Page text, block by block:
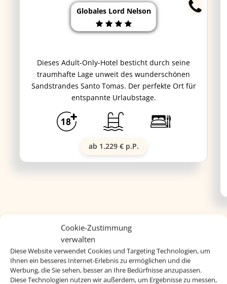
Cookie-Zustimmung
verwalten
Diese Website verwendet Cookies und Targeting Technologien, um
Ihnen ein besseres Internet-Erlebnis zu ermöglichen und die
Werbung, die Sie sehen, besser an Ihre Bedürfnisse anzupassen.
Diese Technologien nutzen wir außerdem, um Ergebnisse zu messen,
Globales Lord Nelson
Dieses Adult-Only-Hotel besticht durch seine
traumhafte Lage unweit des wunderschönen
Sandstrandes Santo Tomas. Der perfekte Ort für
entspannte Urlaubstage.
ab 1.229 € p.P.